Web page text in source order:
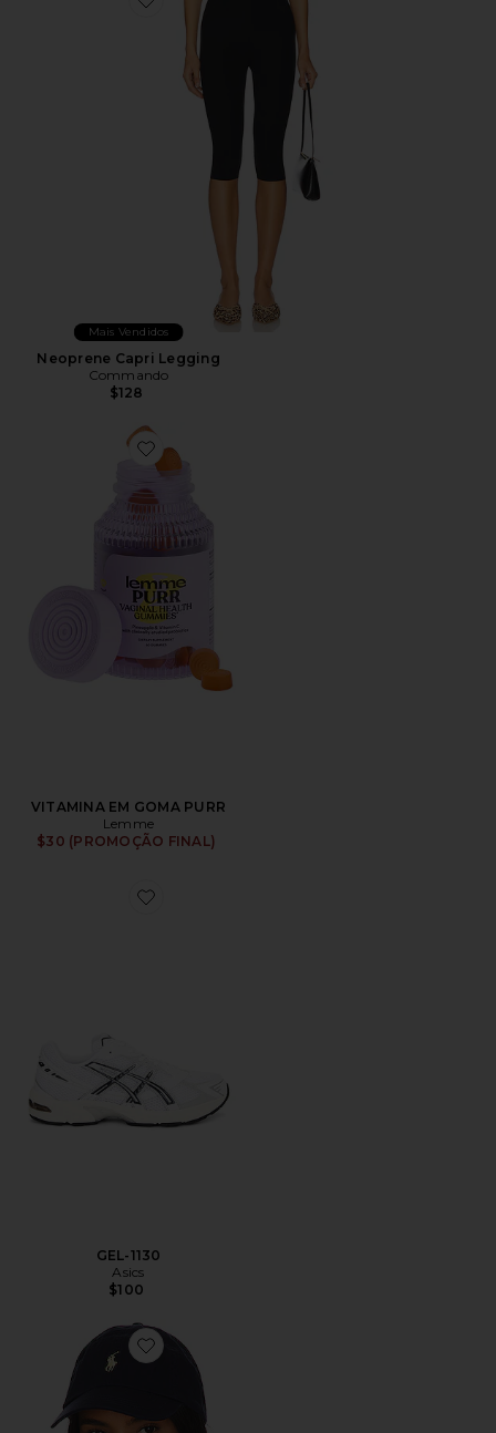
Favorite Neoprene Capri Legging
Mais Vendidos
Neoprene Capri Legging
Commando
$128
Favorite VITAMINA EM GOMA PURR
VITAMINA EM GOMA PURR
Lemme
$30 (PROMOÇÃO FINAL)
Favorite GEL-1130
GEL-1130
Asics
$100
Favorite Chino Cap